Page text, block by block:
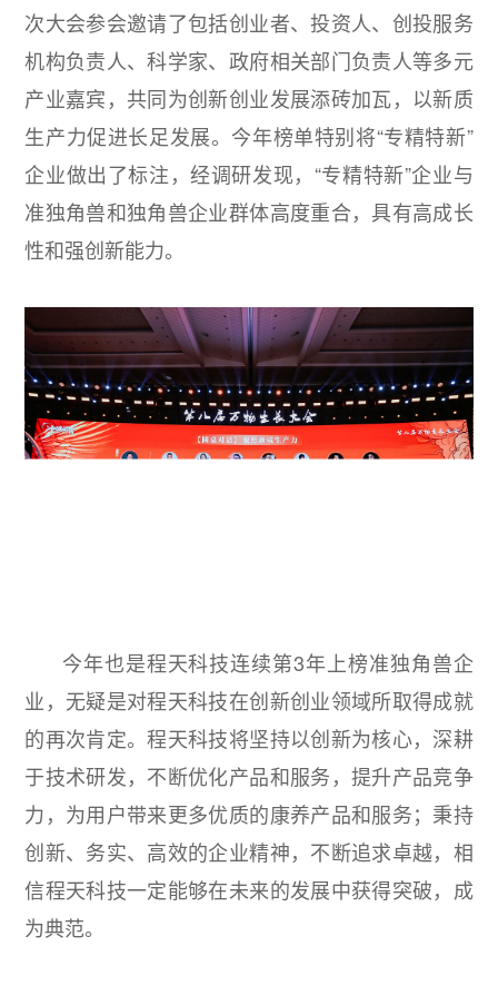
次大会参会邀请了包括创业者、投资人、创投服务
机构负责人、科学家、政府相关部门负责人等多元
产业嘉宾，共同为创新创业发展添砖加瓦，以新质
生产力促进长足发展。今年榜单特别将“专精特新”
企业做出了标注，经调研发现，“专精特新”企业与
准独角兽和独角兽企业群体高度重合，具有高成长
性和强创新能力。
今年也是程天科技连续第3年上榜准独角兽企
业，无疑是对程天科技在创新创业领域所取得成就
的再次肯定。程天科技将坚持以创新为核心，深耕
于技术研发，不断优化产品和服务，提升产品竞争
力，为用户带来更多优质的康养产品和服务；秉持
创新、务实、高效的企业精神，不断追求卓越，相
信程天科技一定能够在未来的发展中获得突破，成
为典范。